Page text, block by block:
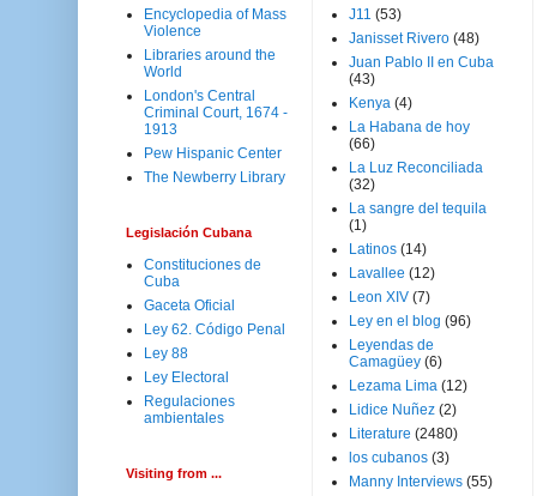
Encyclopedia of Mass
Violence
Libraries around the
World
London's Central
Criminal Court, 1674 -
1913
Pew Hispanic Center
The Newberry Library
Legislación Cubana
Constituciones de
Cuba
Gaceta Oficial
Ley 62. Código Penal
Ley 88
Ley Electoral
Regulaciones
ambientales
Visiting from ...
J11 (53)
Janisset Rivero (48)
Juan Pablo II en Cuba
(43)
Kenya (4)
La Habana de hoy
(66)
La Luz Reconciliada
(32)
La sangre del tequila
(1)
Latinos (14)
Lavallee (12)
Leon XIV (7)
Ley en el blog (96)
Leyendas de
Camagüey (6)
Lezama Lima (12)
Lidice Nuñez (2)
Literature (2480)
los cubanos (3)
Manny Interviews (55)